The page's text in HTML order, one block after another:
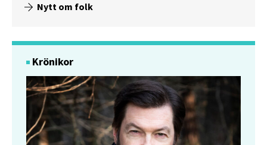
Nytt om folk
Krönikor